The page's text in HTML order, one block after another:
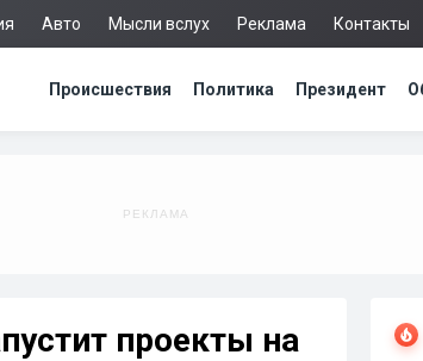
Авто Мысли вслух Реклама Контакты
Происшествия Политика Президент
проекты на